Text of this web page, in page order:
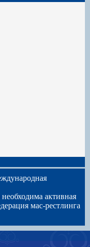
активная
мас-рестлинга